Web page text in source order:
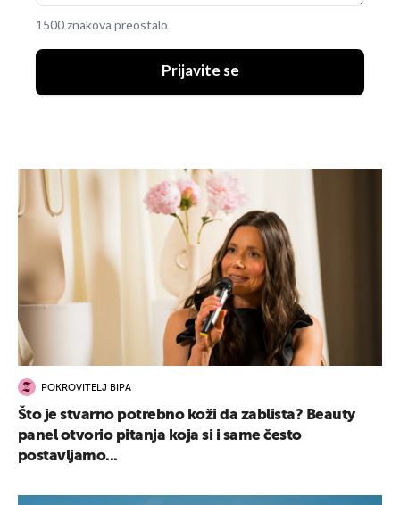
1500 znakova preostalo
Prijavite se
POKROVITELJ BIPA
Što je stvarno potrebno koži da zablista? Beauty
panel otvorio pitanja koja si i same često
postavljamo...